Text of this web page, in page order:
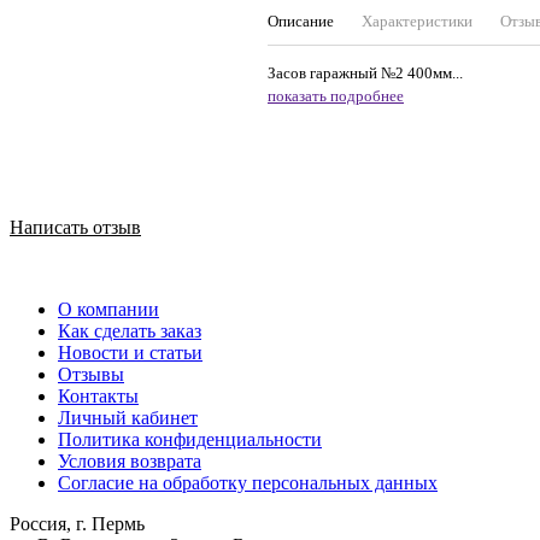
Описание Характеристики
Засов гаражный №2 400мм...
показать подробнее
Написать отзыв
О компании
Как сделать заказ
Новости и статьи
Отзывы
Контакты
Личный кабинет
Политика конфиденциальности
Условия возврата
Согласие на обработку персональных данных
Россия, г. Пермь